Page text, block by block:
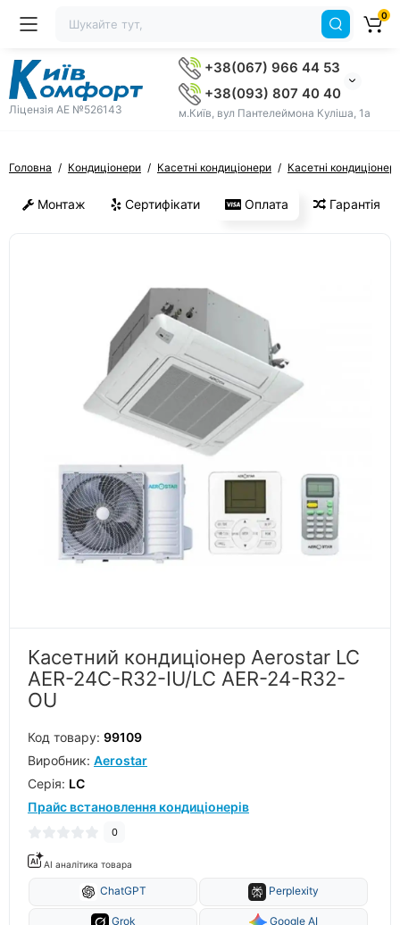
Ліцензія AE №526143
+38(067) 966 44 53
+38(093) 807 40 40
м.Київ, вул Пантелеймона Куліша, 1а
0
Головна Кондиціонери Касетні кондиціонери Касетні
Монтаж Сертифікати Оплата Гарантія
Касетний кондиціонер Aerostar LC
AER-24C-R32-IU/LC AER-24-R32-
OU
Код товару: 99109
Виробник: Aerostar
Серiя: LC
Прайс встановлення кондиціонерів
0
AI аналітика товара
ChatGPT Perplexity
Grok Google AI